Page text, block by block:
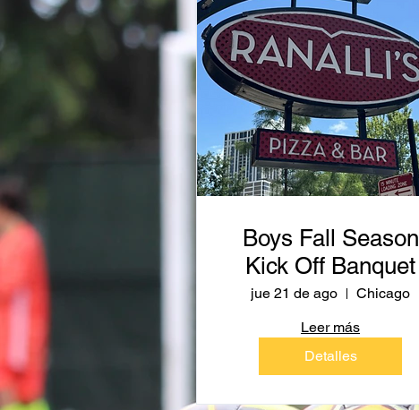
Boys Fall Season
Kick Off Banquet
jue 21 de ago
Chicago
Leer más
Detalles